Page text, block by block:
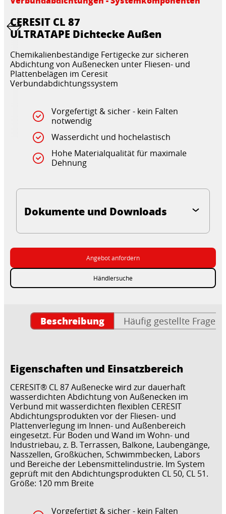
CERESIT CL 87
ULTRATAPE Dichtecke Außen
Chemikalienbeständige Fertigecke zur sicheren
Abdichtung von Außenecken unter Fliesen- und
Plattenbelägen im Ceresit
Verbundabdichtungssystem
Vorgefertigt & sicher - kein Falten
notwendig
Wasserdicht und hochelastisch
Hohe Materialqualität für maximale
Dehnung
Dokumente und Downloads
Angebot anfordern
Händlersuche
Beschreibung Häufig gestellte Fragen
Eigenschaften und Einsatzbereich
CERESIT® CL 87 Außenecke wird zur dauerhaft
wasserdichten Abdichtung von Außenecken im
Verbund mit wasserdichten flexiblen CERESIT
Abdichtungsprodukten vor der Fliesen- und
Plattenverlegung im Innen- und Außenbereich
eingesetzt. Für Boden und Wand im Wohn- und
Industriebau, z. B. Terrassen, Balkone, Laubengänge,
Nasszellen, Großküchen, Schwimmbecken, Labors
und Bereiche der Lebensmittelindustrie. Im System
geprüft mit den Abdichtungsprodukten CL 50, CL 51.
Größe: 120 mm Breite
Vorgefertigt & sicher - kein Falten